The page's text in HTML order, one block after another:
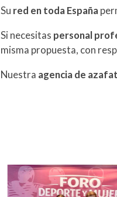
Su red en toda España
Si necesitas personal
misma propuesta, con
Nuestra agencia de